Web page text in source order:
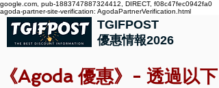
google.com, pub-1883747887324412, DIRECT, f08c47fec0942fa0
agoda-partner-site-verification: AgodaPartnerVerification.html
TGIFPOST
優惠情報2026
《Agoda 優惠》- 透過以下